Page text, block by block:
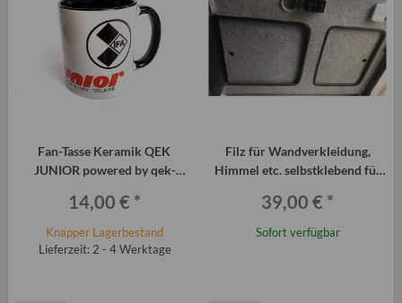
Fan-Tasse Keramik QEK
JUNIOR powered by qek-
14,00 € *
Knapper Lagerbestand
Lieferzeit: 2 - 4 Werktage
Filz für Wandverkleidung,
Himmel etc. selbstklebend für
39,00 € *
Sofort verfügbar